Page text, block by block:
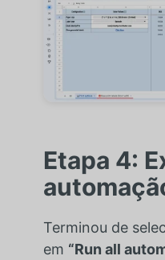
Etapa 4:
Terminou de
em “Run all